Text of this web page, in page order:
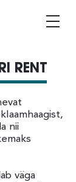
RENT
nii
väga